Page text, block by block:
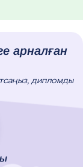
арналған
дипломды